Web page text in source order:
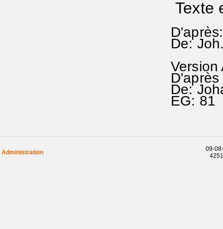
Texte
De:
Version
De:
EG: 81
Administration
09-